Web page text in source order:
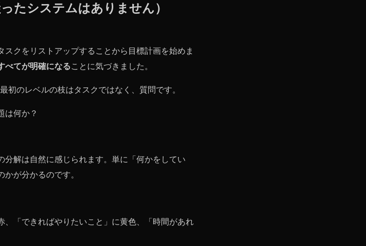
たシステムはありません）
クをリストアップすることから目標計画を始めま
べてが明確になることに気づきました。
初のレベルの枝はタスクではなく、質問です。
は何か？
分解は自然に感じられます。単に「何かをしてい
が分かるのです。
「できればやりたいこと」に黄色、「時間があれ